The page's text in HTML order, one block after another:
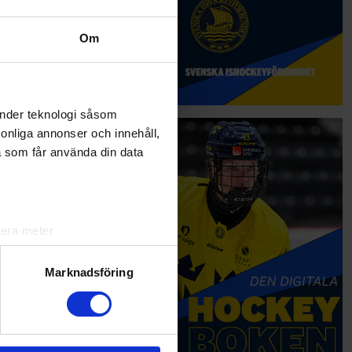
Om
teknologi såsom
annonser och innehåll,
får använda din data
meter
. Du kan ändra
information från din enhet
Marknadsföring
i